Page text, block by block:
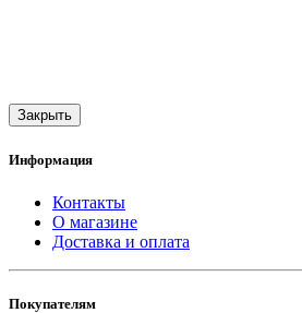
Закрыть
Информация
Контакты
О магазине
Доставка и оплата
Покупателям